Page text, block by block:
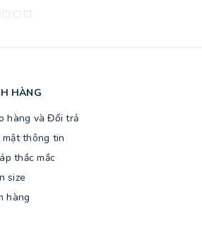
HÀNG
hàng và Đổi trả
mật thông tin
thắc mắc
size
hàng